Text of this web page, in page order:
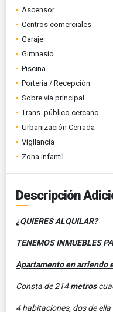
Ascensor
Centros comerciales
Garaje
Gimnasio
Piscina
Portería / Recepción
Sobre vía principal
Trans. público cercano
Urbanización Cerrada
Vigilancia
Zona infantil
Descripción
¿QUIERES ALQUILAR?
TENEMOS INMUEBLES
Apartamento en arriendo
Consta de 214metros
4 habitaciones, dos de